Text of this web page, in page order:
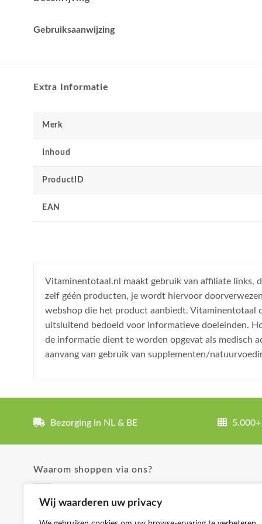
Wij waarderen uw privacy
Gebruiksaanwijzing
Extra Informatie
Merk
Inhoud
ProductID
EAN
Vitaminentotaal.nl maakt gebruik van affiliate links,
zelf géén producten, je wordt hiervoor
webshop die het product aanbiedt. Vitaminentotaal
uitsluitend bedoeld voor informatieve doeleinden.
de informatie dient te worden opgevat als medisch
aanvang van gebruik van supplementen/
Bezorging in NL & BE
Waarom shoppen via ons?
✓ Uitgebreide product omschrijvingen